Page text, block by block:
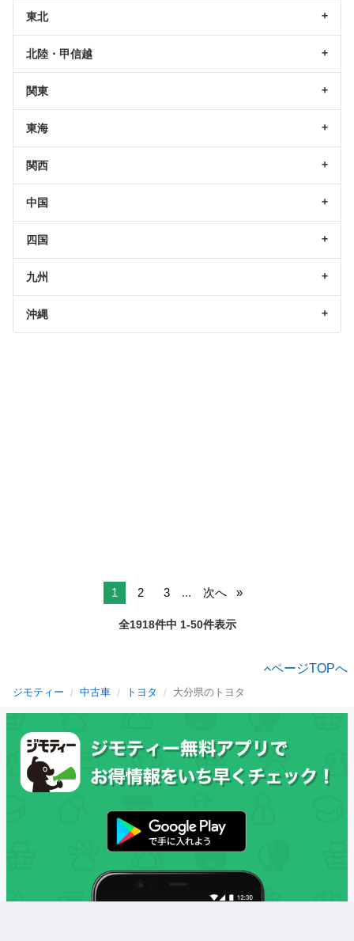
東北
北陸・甲信越
関東
東海
関西
中国
四国
九州
沖縄
1 2 3 ... 次へ
全1918件中 1-50件表示
ページTOPへ
ジモティー 中古車 トヨタ 大分県のトヨタ